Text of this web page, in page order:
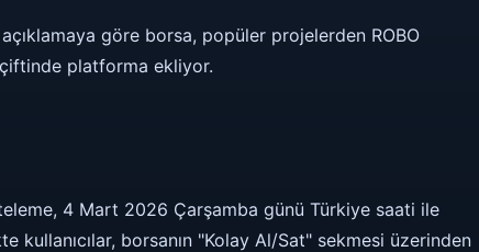
göre borsa, popüler projelerden ROBO
çiftinde platforma ekliyor.
4 Mart 2026 Çarşamba günü Türkiye saati ile
kullanıcılar, borsanın "Kolay Al/Sat" sekmesi üzerinden